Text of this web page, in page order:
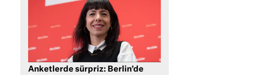
Anketlerde sürpriz: Berlin’de